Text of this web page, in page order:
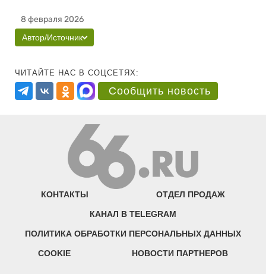
8 февраля 2026
Автор/Источник
ЧИТАЙТЕ НАС В СОЦСЕТЯХ:
Сообщить новость
КОНТАКТЫ ОТДЕЛ ПРОДАЖ
КАНАЛ В TELEGRAM
ПОЛИТИКА ОБРАБОТКИ ПЕРСОНАЛЬНЫХ ДАННЫХ
COOKIE НОВОСТИ ПАРТНЕРОВ